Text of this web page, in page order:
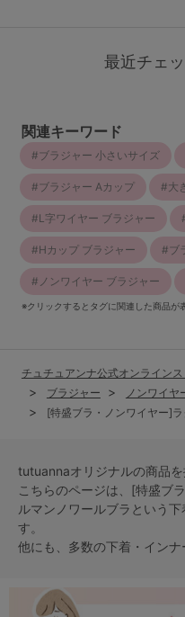
最近チェ
関連キーワード
ブラジャー 小さいサイズ
ブラジャー Aカップ 大
L字ワイヤー ブラジャー
Hカップ ブラジャー ブ
ノンワイヤー ブラジャー
※クリックするとタグに関連した商品が
チュチュアンナ公式オンラインス
ブラジャー
ノンワイヤ
[特盛ブラ・ノンワイヤー]
tutuannaオリジナルの商品を
こちらのページは、[特盛ブ
ルマンノワールブラという下
す。
他にも、多数の下着・インナ